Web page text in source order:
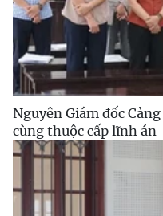
Nguyên Giám đốc
cùng thuộc cấp lĩnh án